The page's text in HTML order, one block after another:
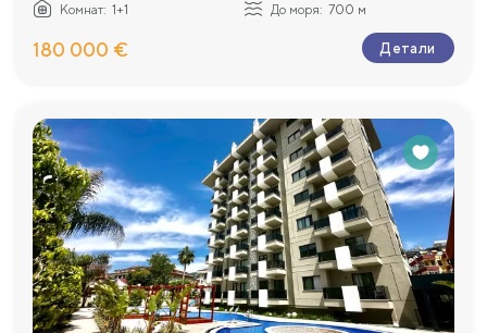
Комнат: 1+1 До моря: 700 м
180 000 € Детали